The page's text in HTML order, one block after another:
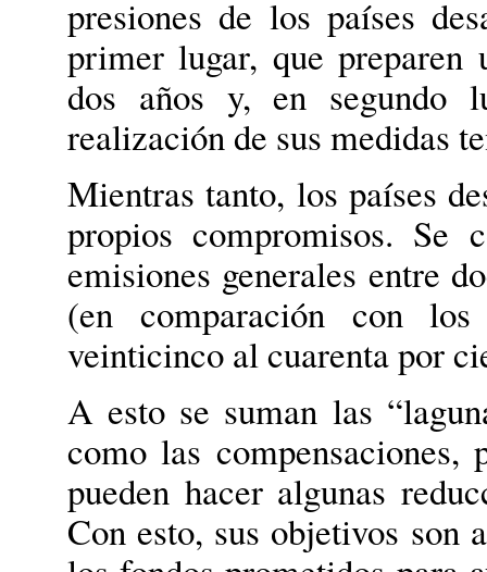
presiones de los países
primer lugar, que preparen
dos años y, en segundo
realización de sus medidas
Mientras tanto, los países
propios compromisos. Se
emisiones generales entre
(en comparación con
veinticinco al cuarenta por
A esto se suman las
como las
pueden hacer algunas
Con esto, sus objetivos son